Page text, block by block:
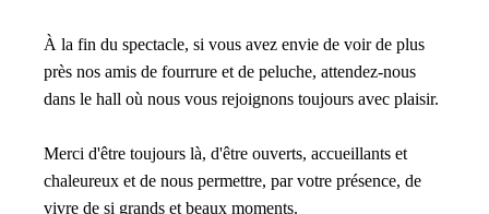
À la fin du spectacle, si vous avez envie de voir de plus
près nos amis de fourrure et de peluche, attendez-nous
dans le hall où nous vous rejoignons toujours avec plaisir.
Merci d'être toujours là, d'être ouverts, accueillants et
chaleureux et de nous permettre, par votre présence, de
vivre de si grands et beaux moments.